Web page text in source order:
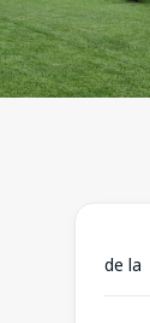
de la